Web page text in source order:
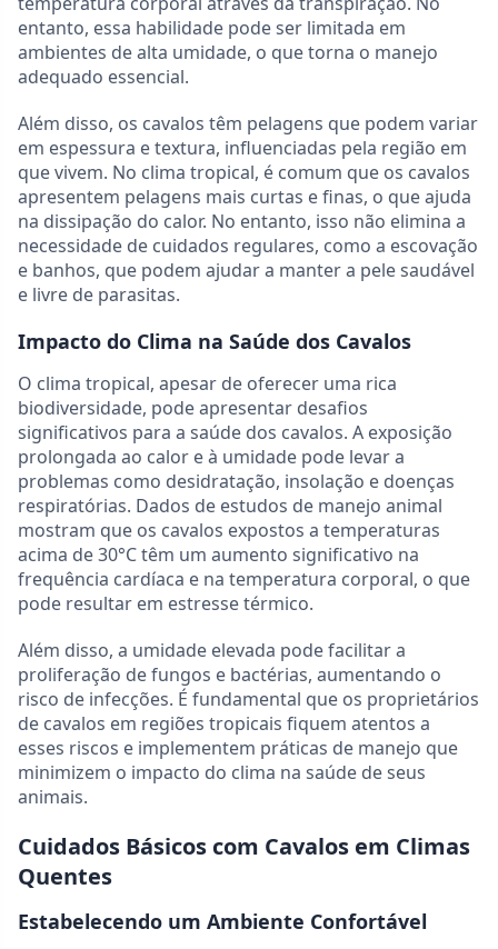
entanto, essa habilidade pode ser limitada em
ambientes de alta umidade, o que torna o manejo
adequado essencial.
Além disso, os cavalos têm pelagens que podem variar
em espessura e textura, influenciadas pela região em
que vivem. No clima tropical, é comum que os cavalos
apresentem pelagens mais curtas e finas, o que ajuda
na dissipação do calor. No entanto, isso não elimina a
necessidade de cuidados regulares, como a escovação
e banhos, que podem ajudar a manter a pele saudável
e livre de parasitas.
Impacto do Clima na Saúde dos Cavalos
O clima tropical, apesar de oferecer uma rica
biodiversidade, pode apresentar desafios
significativos para a saúde dos cavalos. A exposição
prolongada ao calor e à umidade pode levar a
problemas como desidratação, insolação e doenças
respiratórias. Dados de estudos de manejo animal
mostram que os cavalos expostos a temperaturas
acima de 30°C têm um aumento significativo na
frequência cardíaca e na temperatura corporal, o que
pode resultar em estresse térmico.
Além disso, a umidade elevada pode facilitar a
proliferação de fungos e bactérias, aumentando o
risco de infecções. É fundamental que os proprietários
de cavalos em regiões tropicais fiquem atentos a
esses riscos e implementem práticas de manejo que
minimizem o impacto do clima na saúde de seus
animais.
Cuidados Básicos com Cavalos em Climas
Quentes
Estabelecendo um Ambiente Confortável